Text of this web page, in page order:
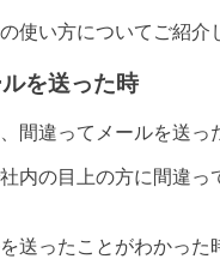
使い方についてご紹介
を送った時
間違ってメールを送っ
内の目上の方に間違っ
送ったことがわかった